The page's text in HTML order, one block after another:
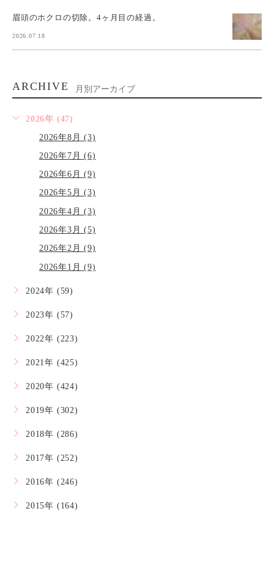
眉頭のホクロの切除。4ヶ月目の経過。
2026.07.18
ARCHIVE 月別アーカイブ
2026年 (47)
2026年8月 (3)
2026年7月 (6)
2026年6月 (9)
2026年5月 (3)
2026年4月 (3)
2026年3月 (5)
2026年2月 (9)
2026年1月 (9)
2024年 (59)
2023年 (57)
2022年 (223)
2021年 (425)
2020年 (424)
2019年 (302)
2018年 (286)
2017年 (252)
2016年 (246)
2015年 (164)